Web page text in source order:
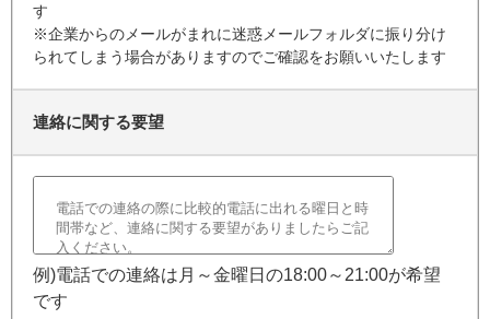
す
※企業からのメールがまれに迷惑メールフォルダに振り分け
られてしまう場合がありますのでご確認をお願いいたします
連絡に関する要望
例)電話での連絡は月～金曜日の18:00～21:00が希望
です